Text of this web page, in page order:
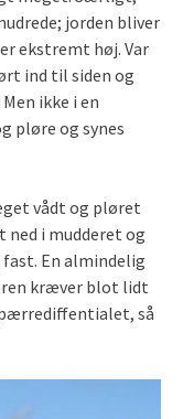
jorden bliver
ekstremt høj. Var
ind til siden og
ikke i en
pløre og synes
vådt og pløret
ned i mudderet og
En almindelig
kræver blot lidt
så